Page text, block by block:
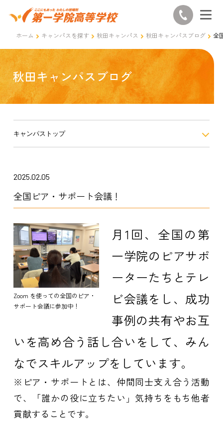
ホーム キャンパスを探す 秋田キャンパス 秋田キャンパスブログ 全
秋田キャンパスブログ
キャンパストップ
2025.02.05
全国ピア・サポート会議！
Zoom を使っての全国のピア・
サポート会議に参加中！
月1回、全国の第
一学院のピアサポ
ーターたちとテレ
ビ会議をし、成功
事例の共有やお互
いを高め合う話し合いをして、みん
なでスキルアップをしています。
※ピア・サポートとは、仲間同士支え合う活動
で、「誰かの役に立ちたい」気持ちをもち他者
貢献することです。